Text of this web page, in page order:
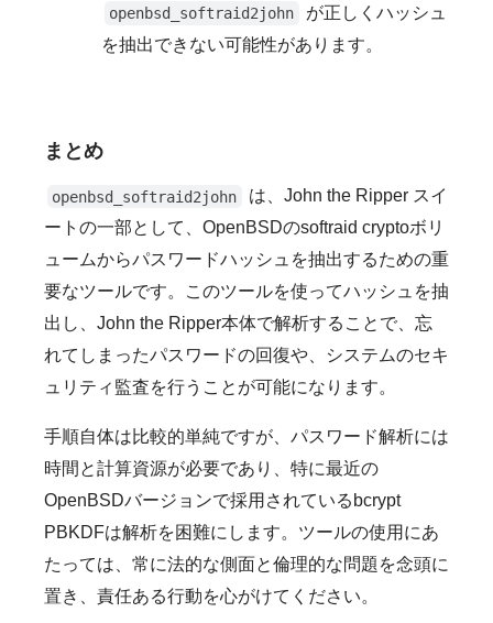
openbsd_softraid2john
が正しくハッシュ
を抽出できない可能性があります。
まとめ
openbsd_softraid2john
は、John the Ripper スイ
ートの一部として、OpenBSDのsoftraid cryptoボリ
ュームからパスワードハッシュを抽出するための重
要なツールです。このツールを使ってハッシュを抽
出し、John the Ripper本体で解析することで、忘
れてしまったパスワードの回復や、システムのセキ
ュリティ監査を行うことが可能になります。
手順自体は比較的単純ですが、パスワード解析には
時間と計算資源が必要であり、特に最近の
OpenBSDバージョンで採用されているbcrypt
PBKDFは解析を困難にします。ツールの使用にあ
たっては、常に法的な側面と倫理的な問題を念頭に
置き、責任ある行動を心がけてください。